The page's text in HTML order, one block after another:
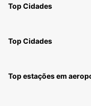
Top Cidades
Top Cidades
Top estações em